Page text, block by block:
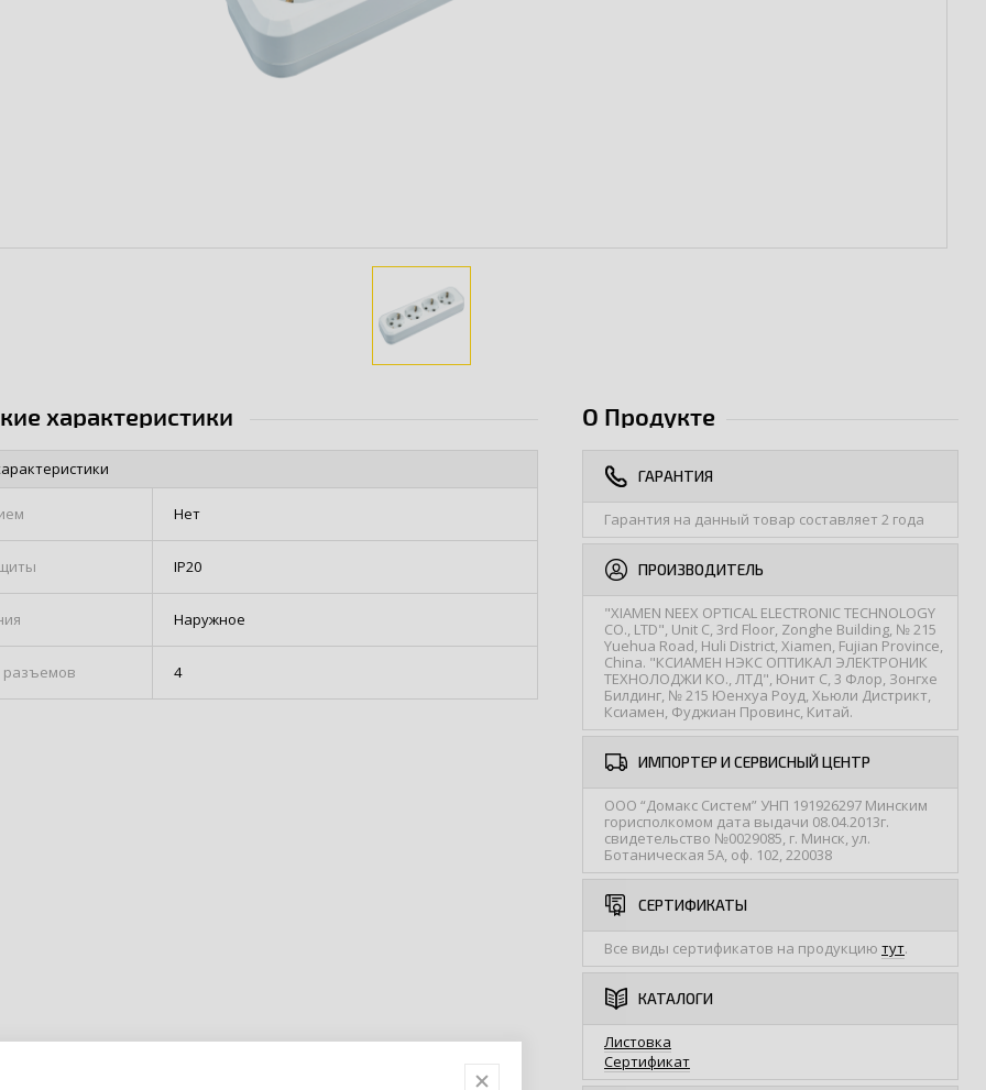
характеристики
Нет
IP20
Наружное
разъемов 4
О Продукте
ГАРАНТИЯ
Гарантия на данный товар составляет 2 года
ПРОИЗВОДИТЕЛЬ
"XIAMEN NEEX OPTICAL ELECTRONIC TECHNOLOGY
CO., LTD", Unit C, 3rd Floor, Zonghe Building, № 215
Yuehua Road, Huli District, Xiamen, Fujian Province,
China. "КСИАМЕН НЭКС ОПТИКАЛ ЭЛЕКТРОНИК
ТЕХНОЛОДЖИ КО., ЛТД", Юнит С, 3 Флор, Зонгхе
Билдинг, № 215 Юенхуа Роуд, Хьюли Дистрикт,
Ксиамен, Фуджиан Провинс, Китай.
ИМПОРТЕР И СЕРВИСНЫЙ ЦЕНТР
ООО “Домакс Систем” УНП 191926297 Минским
горисполкомом дата выдачи 08.04.2013г.
свидетельство №0029085, г. Минск, ул.
Ботаническая 5А, оф. 102, 220038
СЕРТИФИКАТЫ
Все виды сертификатов на продукцию тут.
КАТАЛОГИ
Листовка
Сертификат